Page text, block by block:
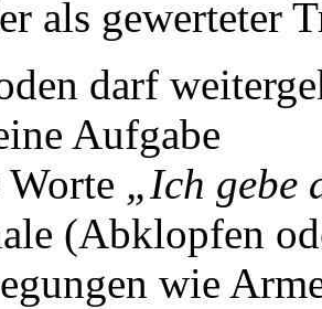
als gewerteter
darf
Aufgabe
„Ich gebe
(Abklopfen
wie